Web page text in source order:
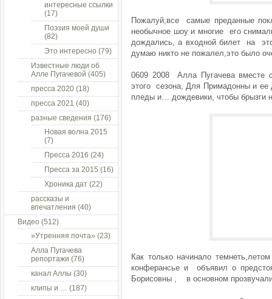
Пожалуй,все самые преданные
необычное шоу и многие его
дождались, а входной билет на
думаю никто не пожалел,это было
0609 2008 Алла Пугачева вместе
этого сезона, Для Примадонны и
пледы и… дождевики, чтобы брызги
Как только начинало
конферансье и объявил о
Борисовны , в основном
интересные ссылки
(17)
Поэзия моей души
(82)
Это интересно (79)
Известные люди об
Алле Пугачевой (405)
пресса 2020 (18)
пресса 2021 (40)
разные сведения (176)
Новая волна 2015
(7)
Пресса 2016 (24)
Пресса за 2015 (16)
Хроника дат (22)
рассказы и
впечатления (40)
Видео (512)
»Утренняя почта» (23)
Алла Пугачева
репортажи (76)
канал Аллы (30)
клипы и … (187)